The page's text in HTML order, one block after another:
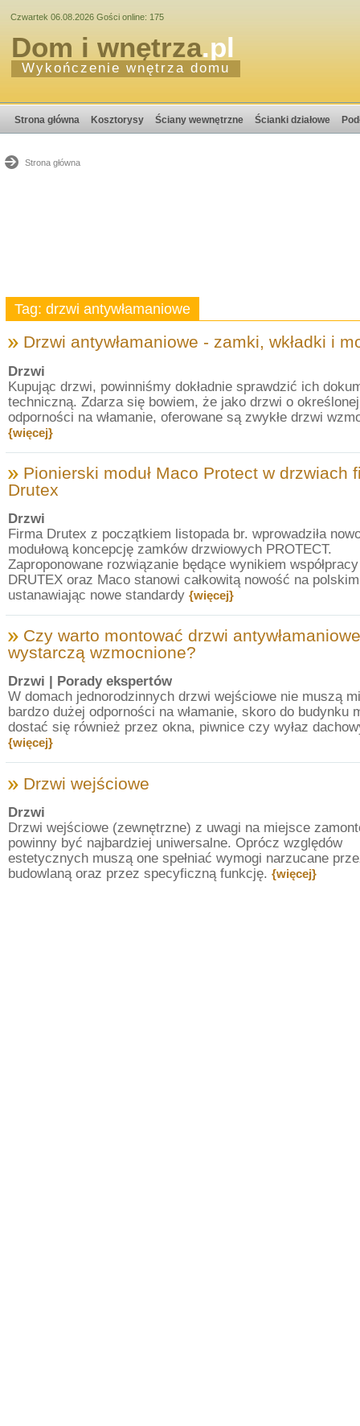
Czwartek 06.08.2026 Gości online: 175
Dom i wnętrza.pl
Wykończenie wnętrza domu
Strona główna Kosztorysy Ściany wewnętrzne Ścianki działowe
Strona główna
Tag: drzwi antywłamaniowe
Drzwi antywłamaniowe - zamki, wkładki i
Drzwi
Kupując drzwi, powinniśmy dokładnie sprawdzić ich
techniczną. Zdarza się bowiem, że jako drzwi o
odporności na włamanie, oferowane są zwykłe drzwi
{więcej}
Pionierski moduł Maco Protect w drzwiach
Drutex
Drzwi
Firma Drutex z początkiem listopada br. wprowadziła
modułową koncepcję zamków drzwiowych PROTECT.
Zaproponowane rozwiązanie będące wynikiem
DRUTEX oraz Maco stanowi całkowitą nowość na
ustanawiając nowe standardy {więcej}
Czy warto montować drzwi
wystarczą wzmocnione?
Drzwi | Porady ekspertów
W domach jednorodzinnych drzwi wejściowe nie muszą
bardzo dużej odporności na włamanie, skoro do budynku
dostać się również przez okna, piwnice czy wyłaz
{więcej}
Drzwi wejściowe
Drzwi
Drzwi wejściowe (zewnętrzne) z uwagi na miejsce
powinny być najbardziej uniwersalne. Oprócz względów
estetycznych muszą one spełniać wymogi narzucane
budowlaną oraz przez specyficzną funkcję. {więcej}